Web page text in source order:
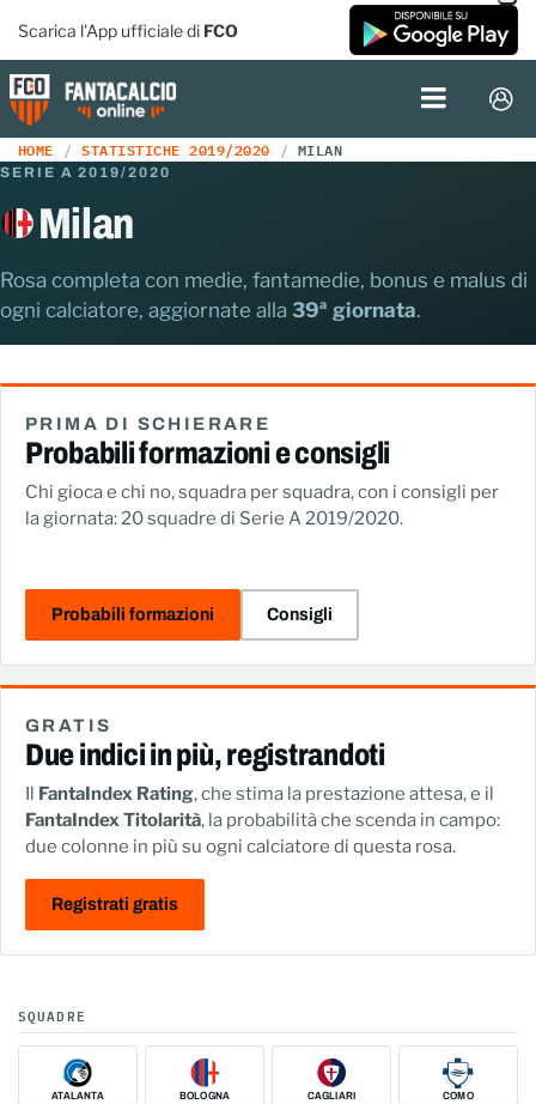
Scarica l'App ufficiale di FCO
HOME STATISTICHE 2019/2020 MILAN
SERIE A 2019/2020
Milan
Rosa completa con medie, fantamedie, bonus e malus di
ogni calciatore, aggiornate alla 39ª giornata.
PRIMA DI SCHIERARE
Probabili formazioni e consigli
Chi gioca e chi no, squadra per squadra, con i consigli per
la giornata: 20 squadre di Serie A 2019/2020.
Probabili formazioni Consigli
GRATIS
Due indici in più, registrandoti
Il FantaIndex Rating, che stima la prestazione attesa, e il
FantaIndex Titolarità, la probabilità che scenda in campo:
due colonne in più su ogni calciatore di questa rosa.
Registrati gratis
SQUADRE
ATALANTA BOLOGNA CAGLIARI COMO